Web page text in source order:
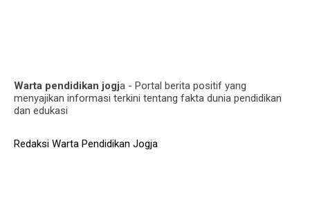
Warta pendidikan jogja - Portal berita positif yang
menyajikan informasi terkini tentang fakta dunia pendidikan
dan edukasi
Redaksi Warta Pendidikan Jogja